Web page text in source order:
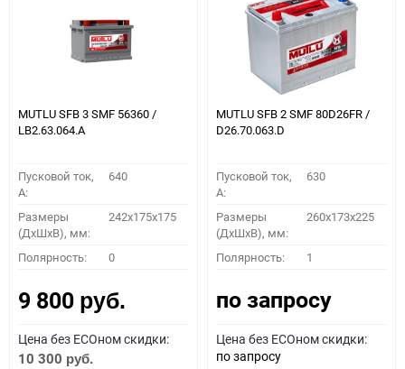
MUTLU SFB 3 SMF 56360 /
LB2.63.064.A
Пусковой ток,
A:
640
Размеры
(ДхШхВ), мм:
242x175x175
Полярность: 0
9 800 руб.
Цена без ECOном скидки:
10 300 руб.
MUTLU SFB 2 SMF 80D26FR /
D26.70.063.D
Пусковой ток,
A:
630
Размеры
(ДхШхВ), мм:
260x173x225
Полярность: 1
по запросу
Цена без ECOном скидки:
по запросу